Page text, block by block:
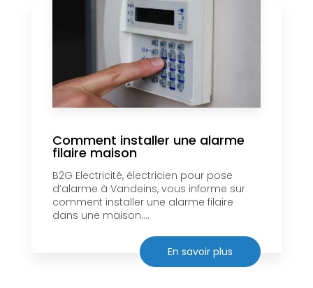
Comment installer une alarme
filaire maison
B2G Electricité, électricien pour pose
d’alarme à Vandeins, vous informe sur
comment installer une alarme filaire
dans une maison....
En savoir plus